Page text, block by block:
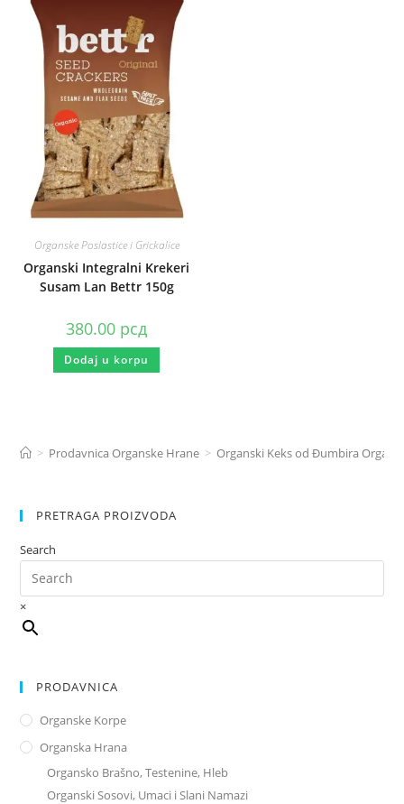
Organske Poslastice i Grickalice
Organski Integralni Krekeri
Susam Lan Bettr 150g
380.00 рсд
Dodaj u korpu
> Prodavnica Organske Hrane > Organski Keks od Đumbira
PRETRAGA PROIZVODA
Search
×
PRODAVNICA
Organske Korpe
Organska Hrana
Organsko Brašno, Testenine, Hleb
Organski Sosovi, Umaci i Slani Namazi